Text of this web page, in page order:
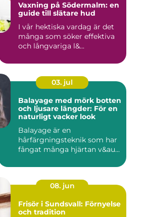
Vaxning på Södermalm: en
guide till slätare hud
I vår hektiska vardag är det
många som söker effektiva
och långvariga l&...
03. jul
Balayage med mörk botten
och ljusare längder: För en
naturligt vacker look
Balayage är en
hårfärgningsteknik som har
fångat många hjärtan v&au...
08. jun
Frisör i Sundsvall: Förnyelse
och tradition